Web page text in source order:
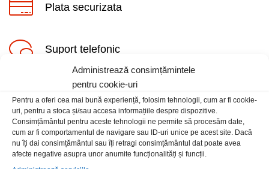
Administrează consimțămintele
pentru cookie-uri
Pentru a oferi cea mai bună experiență, folosim tehnologii, cum ar fi cookie-
uri, pentru a stoca și/sau accesa informațiile despre dispozitive.
Consimțământul pentru aceste tehnologii ne permite să procesăm date,
cum ar fi comportamentul de navigare sau ID-uri unice pe acest site. Dacă
nu îți dai consimțământul sau îți retragi consimțământul dat poate avea
afecte negative asupra unor anumite funcționalități și funcții.
Plata securizata
Suport telefonic
Informatii